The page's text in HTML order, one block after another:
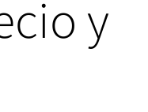
y